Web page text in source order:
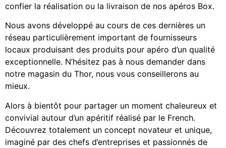
confier la réalisation ou la livraison de nos apéros Box.
Nous avons développé au cours de ces dernières un
réseau particulièrement important de fournisseurs
locaux produisant des produits pour apéro d’un qualité
exceptionnelle. N’hésitez pas à nous demander dans
notre magasin du Thor, nous vous conseillerons au
mieux.
Alors à bientôt pour partager un moment chaleureux et
convivial autour d’un apéritif réalisé par le French.
Découvrez totalement un concept novateur et unique,
imaginé par des chefs d’entreprises et passionnés de